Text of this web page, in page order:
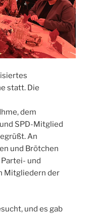
statt. Die
dem
SPD-Mitglied
An
und Brötchen
und
Mitgliedern der
und es gab